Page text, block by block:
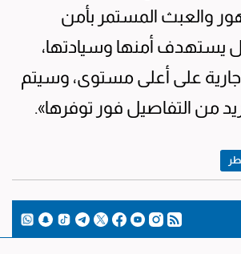
والعبث المستمر بأمن
يستهدف أمنها وسيادتها،
جارية على أعلى مستوى، وسيتم
من التفاصيل فور توفرها».